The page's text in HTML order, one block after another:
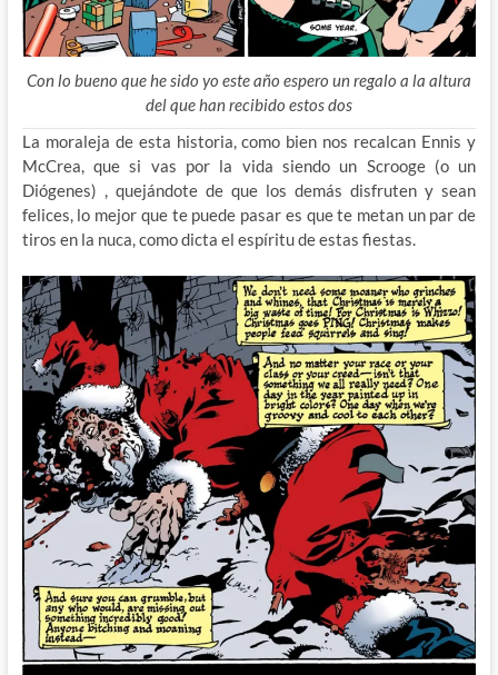
Con lo bueno que he sido yo este año espero un regalo a la altura
del que han recibido estos dos
La moraleja de esta historia, como bien nos recalcan Ennis y
McCrea, que si vas por la vida siendo un Scrooge (o un
Diógenes) , quejándote de que los demás disfruten y sean
felices, lo mejor que te puede pasar es que te metan un par de
tiros en la nuca, como dicta el espíritu de estas fiestas.